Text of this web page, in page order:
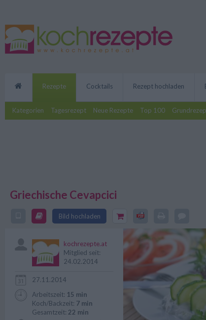
Rezepte
Kategorien Tagesrezept Neue Rezepte Top 100
Cocktails Rezept hochladen
Griechische Cevapcici
Bild hochladen
Cevapcici schmecken
das richtige Rezept!
kochrezepte.at
Mitglied seit:
24.02.2014
27.11.2014
Arbeitszeit: 15 min
Koch/Backzeit: 7 min
Gesamtzeit: 22 min